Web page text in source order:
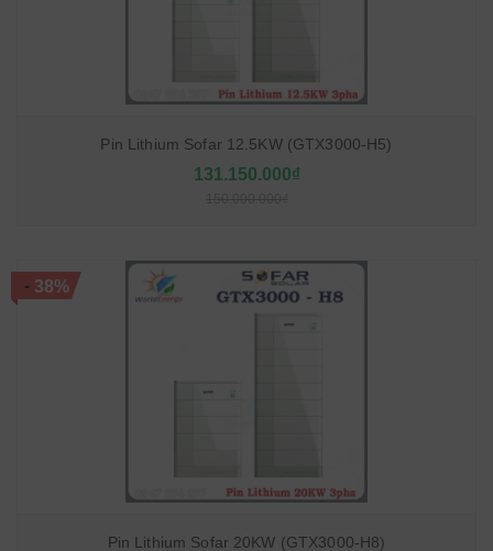
Pin Lithium Sofar 12.5KW (GTX3000-H5)
131.150.000₫
-38%
Pin Lithium Sofar 20KW (GTX3000-H8)